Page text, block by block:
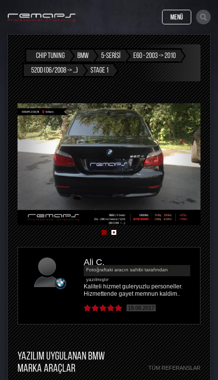
MENÜ
CHIP TUNING BMW 5-SERISI
E60 - 2003 -> 2010
520D (06/2008 -> ...)
STAGE 1
Ali Ç.
Fotoğraftaki aracın sahibi tarafından
yazılmıştır
Kaliteli hizmet guleryuzlu personeller.
Hizmettende gayet memnun kaldim..
18.08.2017
YAZILIM UYGULANAN BMW
MARKA ARAÇLAR
TÜM REFERANSLAR